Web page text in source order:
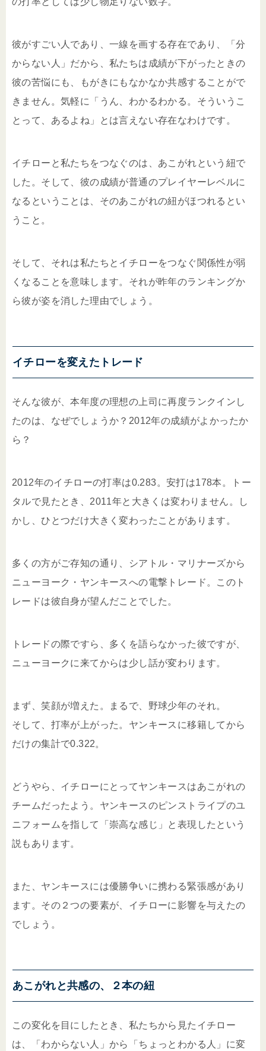
彼がすごい人であり、一線を画する存在であり、「分
からない人」だから、私たちは成績が下がったときの
彼の苦悩にも、もがきにもなかなか共感することがで
きません。気軽に「うん、わかるわかる。そういうこ
とって、あるよね」とは言えない存在なわけです。
イチローと私たちをつなぐのは、あこがれという紐で
した。そして、彼の成績が普通のプレイヤーレベルに
なるということは、そのあこがれの紐がほつれるとい
うこと。
そして、それは私たちとイチローをつなぐ関係性が弱
くなることを意味します。それが昨年のランキングか
ら彼が姿を消した理由でしょう。
イチローを変えたトレード
そんな彼が、本年度の理想の上司に再度ランクインし
たのは、なぜでしょうか？2012年の成績がよかったか
ら？
2012年のイチローの打率は0.283。安打は178本。トー
タルで見たとき、2011年と大きくは変わりません。し
かし、ひとつだけ大きく変わったことがあります。
多くの方がご存知の通り、シアトル・マリナーズから
ニューヨーク・ヤンキースへの電撃トレード。このト
レードは彼自身が望んだことでした。
トレードの際ですら、多くを語らなかった彼ですが、
ニューヨークに来てからは少し話が変わります。
まず、笑顔が増えた。まるで、野球少年のそれ。
そして、打率が上がった。ヤンキースに移籍してから
だけの集計で0.322。
どうやら、イチローにとってヤンキースはあこがれの
チームだったよう。ヤンキースのピンストライプのユ
ニフォームを指して「崇高な感じ」と表現したという
説もあります。
また、ヤンキースには優勝争いに携わる緊張感があり
ます。その２つの要素が、イチローに影響を与えたの
でしょう。
あこがれと共感の、２本の紐
この変化を目にしたとき、私たちから見たイチロー
は、「わからない人」から「ちょっとわかる人」に変